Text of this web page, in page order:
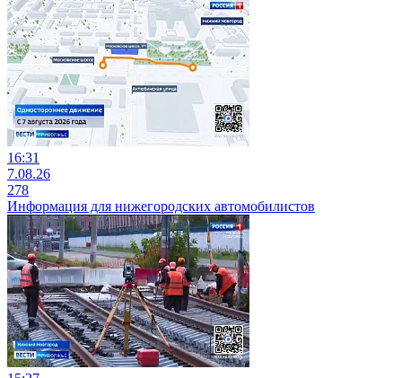
16:31
7.08.26
278
Информация для нижегородских автомобилистов